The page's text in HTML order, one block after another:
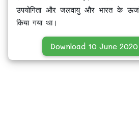
उपयोगिता और जलवायु और भारत के
किया गया था।
Download 10 June